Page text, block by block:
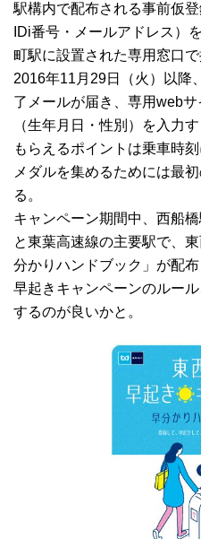
駅構内で配布される事前仮
IDi番号・メールアドレス）
町駅に設置された専用窓口
2016年11月29日（火）以降
了メールが届き、専用web
（生年月日・性別）を入力
もらえるポイントは乗車時
メダルを集めるためには最
る。
キャンペーン期間中、西船
と東葉高速線の主要駅で、
分かりハンドブック」が配
早起きキャンペーンのルー
するのが良いかと。